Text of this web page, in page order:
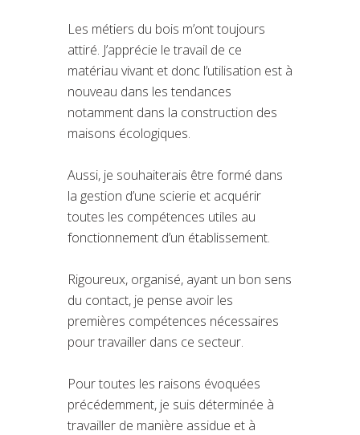
Les métiers du bois m’ont toujours
attiré. J’apprécie le travail de ce
matériau vivant et donc l’utilisation est à
nouveau dans les tendances
notamment dans la construction des
maisons écologiques.
Aussi, je souhaiterais être formé dans
la gestion d’une scierie et acquérir
toutes les compétences utiles au
fonctionnement d’un établissement.
Rigoureux, organisé, ayant un bon sens
du contact, je pense avoir les
premières compétences nécessaires
pour travailler dans ce secteur.
Pour toutes les raisons évoquées
précédemment, je suis déterminée à
travailler de manière assidue et à